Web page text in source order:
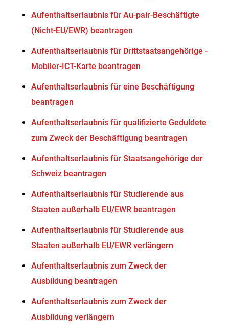
Aufenthaltserlaubnis für Au-pair-Beschäftigte
(Nicht-EU/EWR) beantragen
Aufenthaltserlaubnis für Drittstaatsangehörige -
Mobiler-ICT-Karte beantragen
Aufenthaltserlaubnis für eine Beschäftigung
beantragen
Aufenthaltserlaubnis für qualifizierte Geduldete
zum Zweck der Beschäftigung beantragen
Aufenthaltserlaubnis für Staatsangehörige der
Schweiz beantragen
Aufenthaltserlaubnis für Studierende aus
Staaten außerhalb EU/EWR beantragen
Aufenthaltserlaubnis für Studierende aus
Staaten außerhalb EU/EWR verlängern
Aufenthaltserlaubnis zum Zweck der
Ausbildung beantragen
Aufenthaltserlaubnis zum Zweck der
Ausbildung verlängern